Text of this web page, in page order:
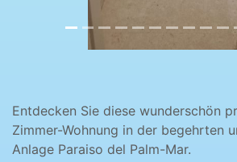
Entdecken Sie diese wunderschön
Zimmer-Wohnung in der begehrten
Anlage Paraiso del Palm-Mar.